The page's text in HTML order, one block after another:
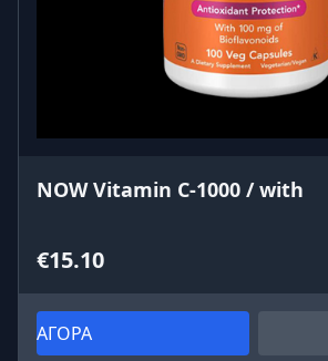
NOW Vitamin C-1000 / with
€15.10
ΑΓΟΡΑ